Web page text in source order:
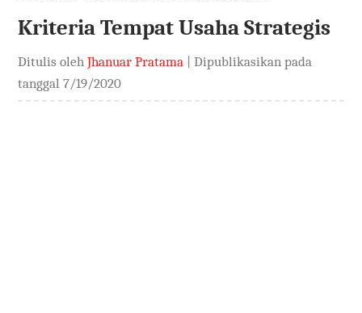
Kriteria Tempat Usaha Strategis
Ditulis olehJhanuar Pratama
| Dipublikasikan pada
tanggal7/19/2020